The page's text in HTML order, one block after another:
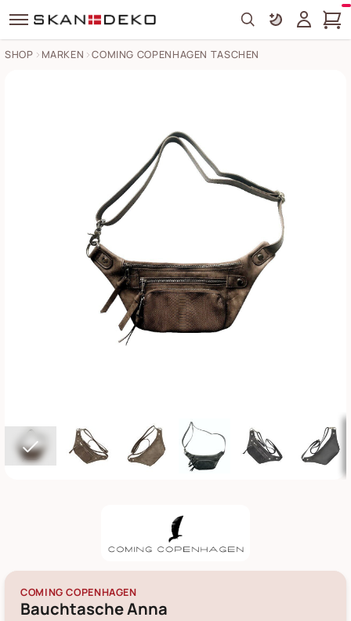
Search
SHOP MARKEN
COMING COPENHAGEN TASCHEN
COMING COPENHAGEN
Bauchtasche Anna